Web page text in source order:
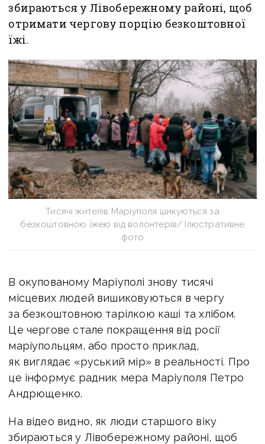
збираються у Лівобережному районі, щоб
отримати чергову порцію безкоштовної
їжі.
Тисячі жителів Маріуполя шикуються за
безкоштовною їжею від волонтерів/ Ілюстративне
фото
В окупованому Маріуполі знову тисячі
місцевих людей вишиковуються в чергу
за безкоштовною тарілкою каші та хлібом.
Це чергове стале покращення від росії
маріупольцям, або просто приклад,
як виглядає «руський мір» в реальності. Про
це інформує радник мера Маріуполя Петро
Андрющенко.
На відео видно, як люди старшого віку
збираються у Лівобережному районі, щоб